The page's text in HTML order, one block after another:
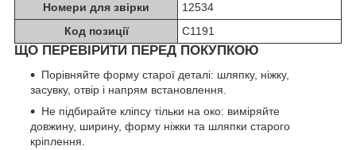
Номери для звірки
12534
Код позиції
C1191
ЩО ПЕРЕВІРИТИ ПЕРЕД ПОКУПКОЮ
Порівняйте форму старої деталі: шляпку, ніжку,
засувку, отвір і напрям встановлення.
Не підбирайте кліпсу тільки на око: виміряйте
довжину, ширину, форму ніжки та шляпки старого
кріплення.